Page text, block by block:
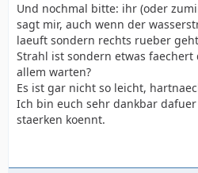
Und nochmal bitte: ihr (oder
sagt mir, auch wenn der
laeuft sondern rechts rueber
Strahl ist sondern etwas
allem warten?
Es ist gar nicht so leicht,
Ich bin euch sehr dankbar
staerken koennt.